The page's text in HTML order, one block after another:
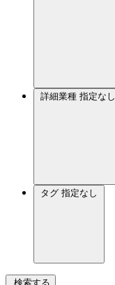
詳細業種 指定なし
タグ 指定なし
検索する